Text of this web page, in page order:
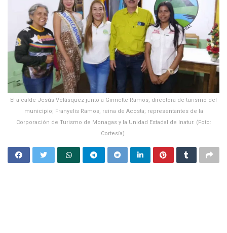
El alcalde Jesús Velásquez junto a Ginnette Ramos, directora de turismo del
municipio; Franyelis Ramos, reina de Acosta; representantes de la
Corporación de Turismo de Monagas y la Unidad Estadal de Inatur. (Foto:
Cortesía).